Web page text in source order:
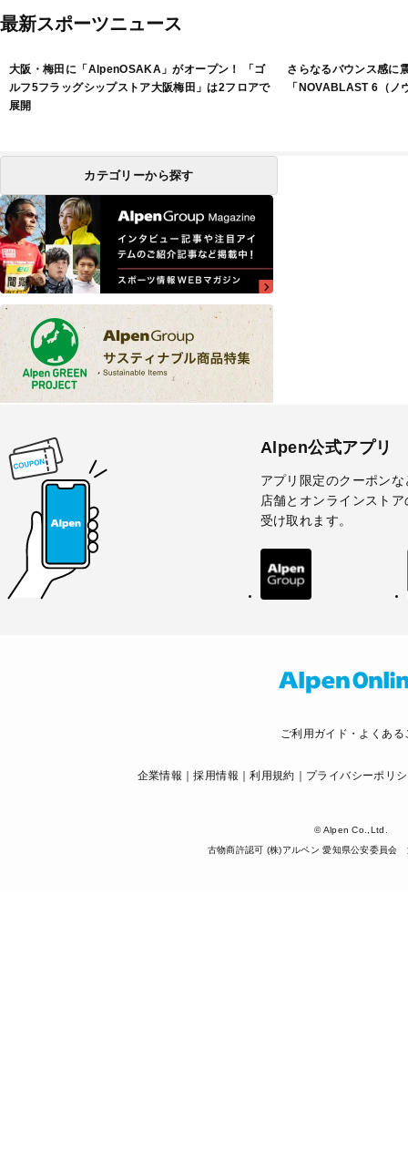
最新スポーツニュース
大阪・梅田に「AlpenOSAKA」がオープン！ 「ゴ
ルフ5フラッグシップストア大阪梅田」は2フロアで
展開
さらなるバウンス感に
「NOVABLAST 6（ノ
カテゴリーから探す
Alpen公式アプリ
アプリ限定のクーポンな
店舗とオンラインスト
受け取れます。
ご利用ガイド・よくある
企業情報 採用情報 利用規約 プライバシーポリ
© Alpen Co.,Ltd.
古物商許認可 (株)アルペン 愛知県公安委員